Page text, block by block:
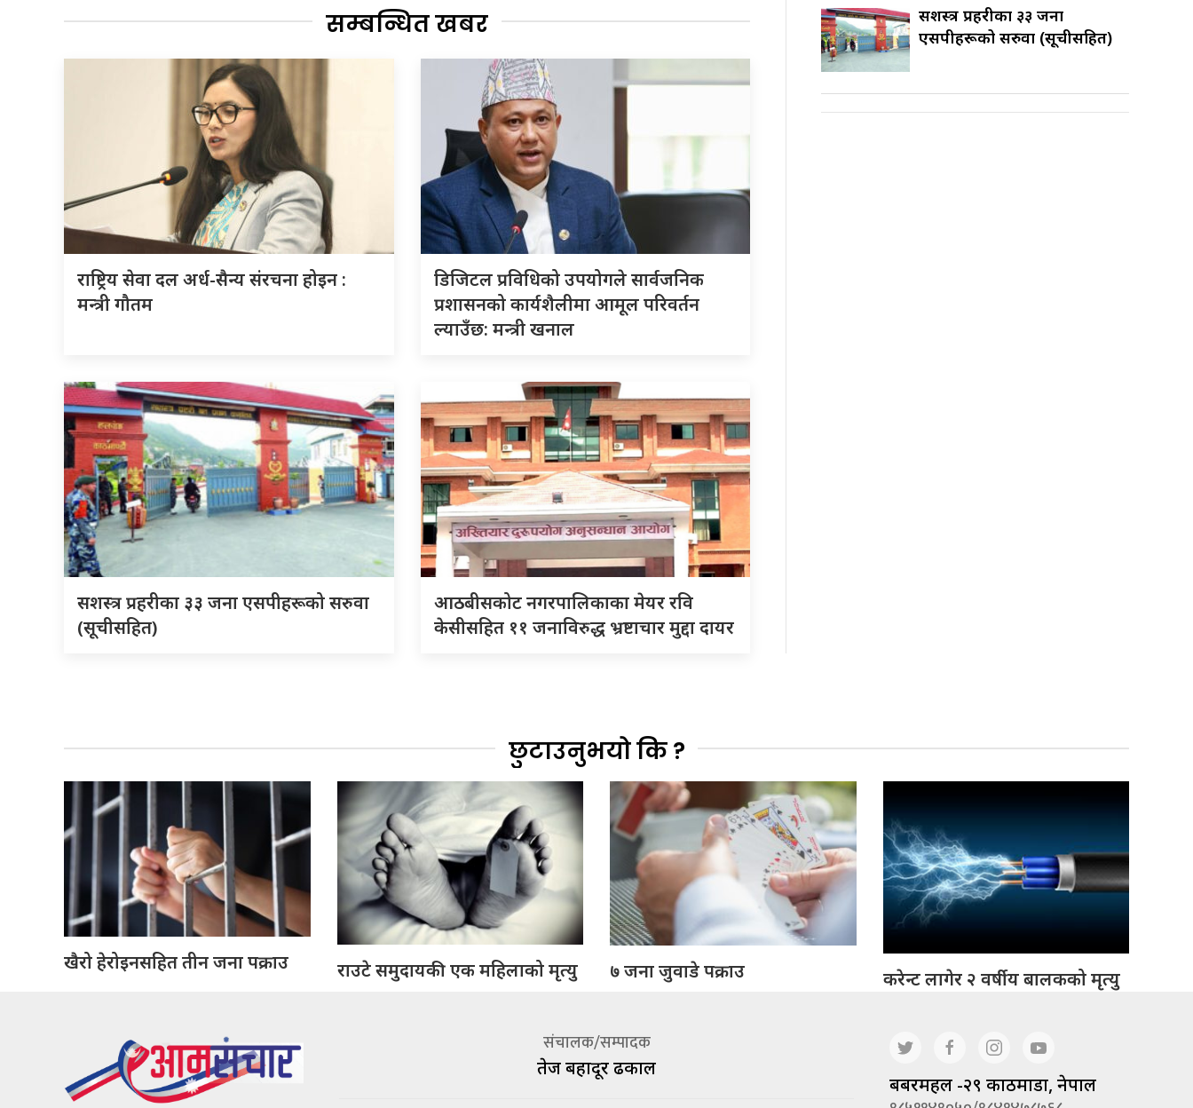
सम्बन्धित खबर
राष्ट्रिय सेवा दल अर्ध-सैन्य संरचना होइन :
मन्त्री गौतम
डिजिटल प्रविधिको उपयोगले सार्वजनिक
प्रशासनको कार्यशैलीमा आमूल परिवर्तन
ल्याउँछ: मन्त्री खनाल
सशस्त्र प्रहरीका ३३ जना एसपीहरूको सरुवा
(सूचीसहित)
आठबीसकोट नगरपालिकाका मेयर रवि
केसीसहित ११ जनाविरुद्ध भ्रष्टाचार मुद्दा दायर
सशस्त्र प्रहरीका ३३ जना
एसपीहरूको सरुवा (सूचीसहित)
छुटाउनुभयो कि ?
खैरो हेरोइनसहित तीन जना पक्राउ राउटे समुदायकी एक महिलाको मृत्यु ७ जना जुवाडे पक्राउ करेन्ट लागेर २ वर्षीय बालकको मृत्यु
संचालक/सम्पादक
तेज बहादूर ढकाल
बबरमहल -२९ काठमाडौं, नेपाल